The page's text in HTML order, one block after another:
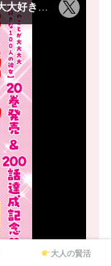
大人の賢活